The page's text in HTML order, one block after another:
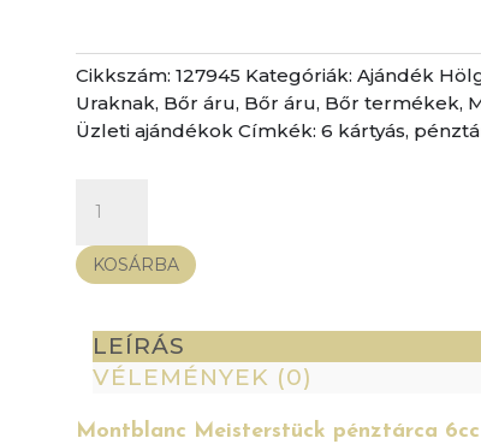
Cikkszám: 127945 Kategóriák: Ajándék
Uraknak, Bőr áru, Bőr áru, Bőr termékek,
Üzleti ajándékok Címkék: 6 kártyás,
Meisterstück
pénztárca
6cc
sötétkék
mennyiség
KOSÁRBA
LEÍRÁS
VÉLEMÉNYEK (0)
Montblanc Meisterstück pénztárca